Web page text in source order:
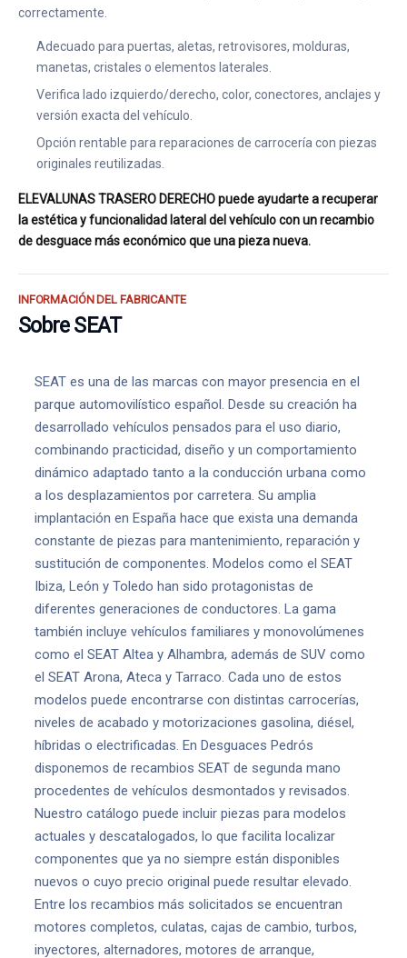
correctamente.
Adecuado para puertas, aletas, retrovisores, molduras,
manetas, cristales o elementos laterales.
Verifica lado izquierdo/derecho, color, conectores, anclajes y
versión exacta del vehículo.
Opción rentable para reparaciones de carrocería con piezas
originales reutilizadas.
ELEVALUNAS TRASERO DERECHO puede ayudarte a recuperar
la estética y funcionalidad lateral del vehículo con un recambio
de desguace más económico que una pieza nueva.
INFORMACIÓN DEL FABRICANTE
Sobre SEAT
SEAT es una de las marcas con mayor presencia en el
parque automovilístico español. Desde su creación ha
desarrollado vehículos pensados para el uso diario,
combinando practicidad, diseño y un comportamiento
dinámico adaptado tanto a la conducción urbana como
a los desplazamientos por carretera. Su amplia
implantación en España hace que exista una demanda
constante de piezas para mantenimiento, reparación y
sustitución de componentes. Modelos como el SEAT
Ibiza, León y Toledo han sido protagonistas de
diferentes generaciones de conductores. La gama
también incluye vehículos familiares y monovolúmenes
como el SEAT Altea y Alhambra, además de SUV como
el SEAT Arona, Ateca y Tarraco. Cada uno de estos
modelos puede encontrarse con distintas carrocerías,
niveles de acabado y motorizaciones gasolina, diésel,
híbridas o electrificadas. En Desguaces Pedrós
disponemos de recambios SEAT de segunda mano
procedentes de vehículos desmontados y revisados.
Nuestro catálogo puede incluir piezas para modelos
actuales y descatalogados, lo que facilita localizar
componentes que ya no siempre están disponibles
nuevos o cuyo precio original puede resultar elevado.
Entre los recambios más solicitados se encuentran
motores completos, culatas, cajas de cambio, turbos,
inyectores, alternadores, motores de arranque,